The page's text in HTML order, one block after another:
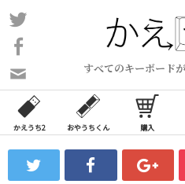
コ
ン
ン
ツ
ス
ッ
すべてのキーボード
い
合
わ
フ
ォ
かえうち2 おやうちくん 購入